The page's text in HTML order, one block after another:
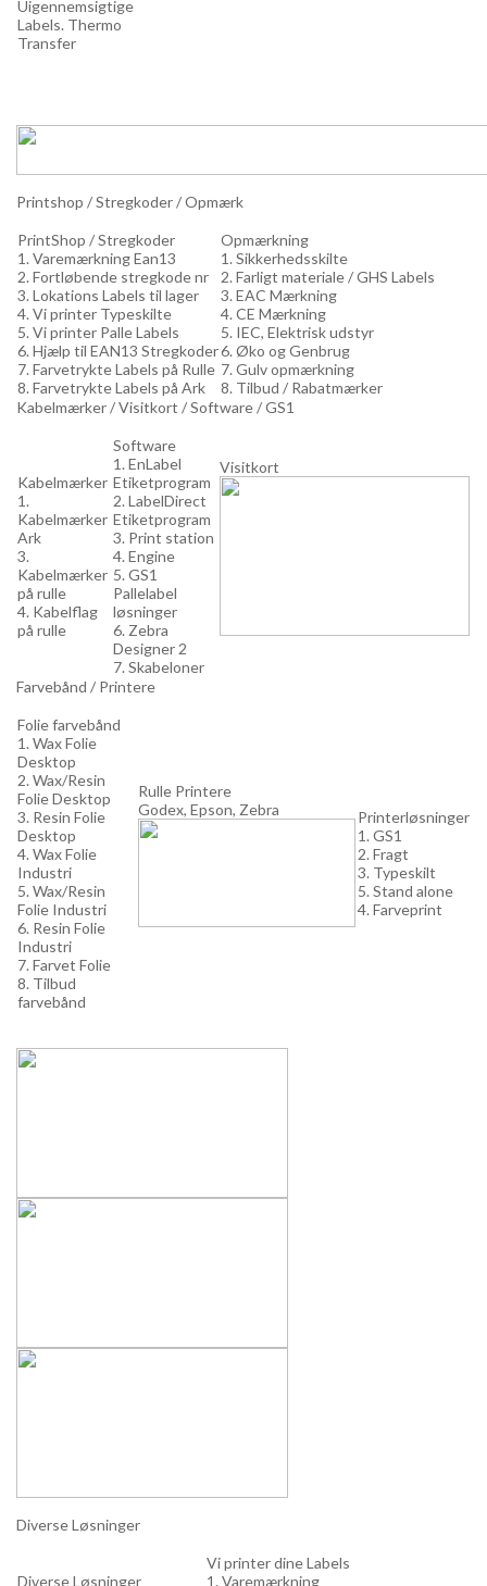
Uigennemsigtige
Labels. Thermo
Transfer
Printshop / Stregkoder / Opmærk
PrintShop / Stregkoder
1. Varemærkning Ean13
2. Fortløbende stregkode nr
3. Lokations Labels til lager
4. Vi printer Typeskilte
5. Vi printer Palle Labels
6. Hjælp til EAN13 Stregkoder
7. Farvetrykte Labels på Rulle
8. Farvetrykte Labels på Ark
Opmærkning
1. Sikkerhedsskilte
2. Farligt materiale / GHS Labels
3. EAC Mærkning
4. CE Mærkning
5. IEC, Elektrisk udstyr
6. Øko og Genbrug
7. Gulv opmærkning
8. Tilbud / Rabatmærker
Kabelmærker / Visitkort / Software / GS1
Kabelmærker
1.
Kabelmærker
Ark
3.
Kabelmærker
på rulle
4. Kabelflag
på rulle
Software
1. EnLabel
Etiketprogram
2. LabelDirect
Etiketprogram
3. Print station
4. Engine
5. GS1
Pallelabel
løsninger
6. Zebra
Designer 2
7. Skabeloner
Visitkort
Farvebånd / Printere
Folie farvebånd
1. Wax Folie
Desktop
2. Wax/Resin
Folie Desktop
3. Resin Folie
Desktop
4. Wax Folie
Industri
5. Wax/Resin
Folie Industri
6. Resin Folie
Industri
7. Farvet Folie
8. Tilbud
farvebånd
Rulle Printere
Godex, Epson, Zebra
Printerløsninger
1. GS1
2. Fragt
3. Typeskilt
5. Stand alone
4. Farveprint
Diverse Løsninger
Diverse Løsninger
Vi printer dine Labels
1. Varemærkning